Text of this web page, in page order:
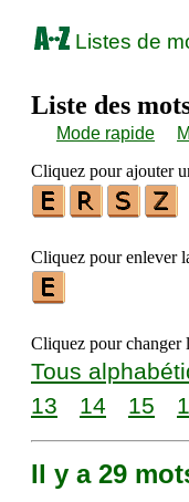
Listes de
Liste des
Mode rapide
Cliquez pour ajouter
Cliquez pour enlever
Cliquez pour changer
Tous
13
14 15
Il y a 29